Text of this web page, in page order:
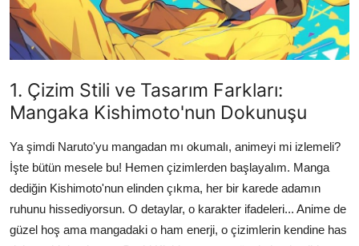
1. Çizim Stili ve Tasarım Farkları:
Mangaka Kishimoto'nun Dokunuşu
Ya şimdi Naruto'yu mangadan mı okumalı, animeyi mi izlemeli?
İşte bütün mesele bu! Hemen çizimlerden başlayalım. Manga
dediğin Kishimoto'nun elinden çıkma, her bir karede adamın
ruhunu hissediyorsun. O detaylar, o karakter ifadeleri... Anime de
güzel hoş ama mangadaki o ham enerji, o çizimlerin kendine has